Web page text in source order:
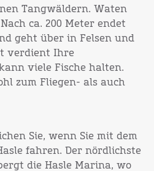
Tangwäldern. Waten
ca. 200 Meter endet
geht über in Felsen und
verdient Ihre
viele Fische halten.
zum Fliegen- als auch
Sie, wenn Sie mit dem
fahren. Der nördlichste
die Hasle Marina, wo